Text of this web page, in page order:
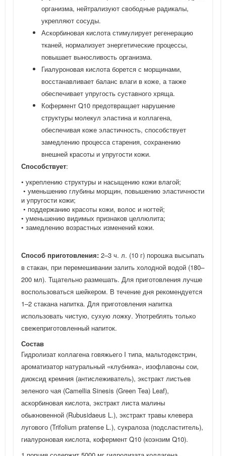
организма, нейтрализуют свободные радикалы,
укрепляют сосуды.
Аскорбиновая кислота стимулирует регенерацию
тканей, нормализует энергетические процессы,
повышает выносливость организма.
Гиалуроновая кислота борется с морщинами,
восстанавливает баланс влаги в коже, а также
обеспечивает упругость суставного хряща.
Кофермент Q10 предотвращает нарушение
структуры молекул эластина и коллагена,
обеспечивая коже эластичность, способствует
замедлению процесса старения, сохранению
внешней красоты и упругости кожи.
Способствует:
• укреплению структуры и насыщению кожи влагой;
• уменьшению глубины морщин, повышению эластичности
и упругости кожи;
• поддержанию красоты кожи, волос и ногтей;
• уменьшению видимых признаков целлюлита;
• замедлению возрастных изменений кожи.
Способ приготовления: 2–3 ч. л. (10 г) порошка высыпать
в стакан, при перемешивании залить холодной водой (180–
200 мл). Тщательно размешать. Для приготовления лучше
воспользоваться шейкером. В течение дня рекомендуется
1–2 стакана напитка. Для приготовления напитка
использовать чистую, сухую ложку. Употреблять только
свежеприготовленный напиток.
Состав
Гидролизат коллагена говяжьего I типа, мальтодекстрин,
ароматизатор натуральный «клубника», изофлавоны сои,
диоксид кремния (антислеживатель), экстракт листьев
зеленого чая (Camellia Sinesis (Green Tea) Leaf),
аскорбиновая кислота, экстракт листа малины
обыкновенной (Rubusidaeus L.), экстракт травы клевера
лугового (Trifolium pratense L.), сукралоза (подсластитель),
гиалуроновая кислота, кофермент Q10 (коэнзим Q10).